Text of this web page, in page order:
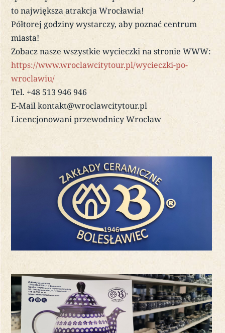
to największa atrakcja Wrocławia!
Półtorej godziny wystarczy, aby poznać centrum
miasta!
Zobacz nasze wszystkie wycieczki na stronie WWW:
https://www.wroclawcitytour.pl/wycieczki-po-
wroclawiu/
Tel. +48 513 946 946
E-Mail kontakt@wroclawcitytour.pl
Licencjonowani przewodnicy Wrocław